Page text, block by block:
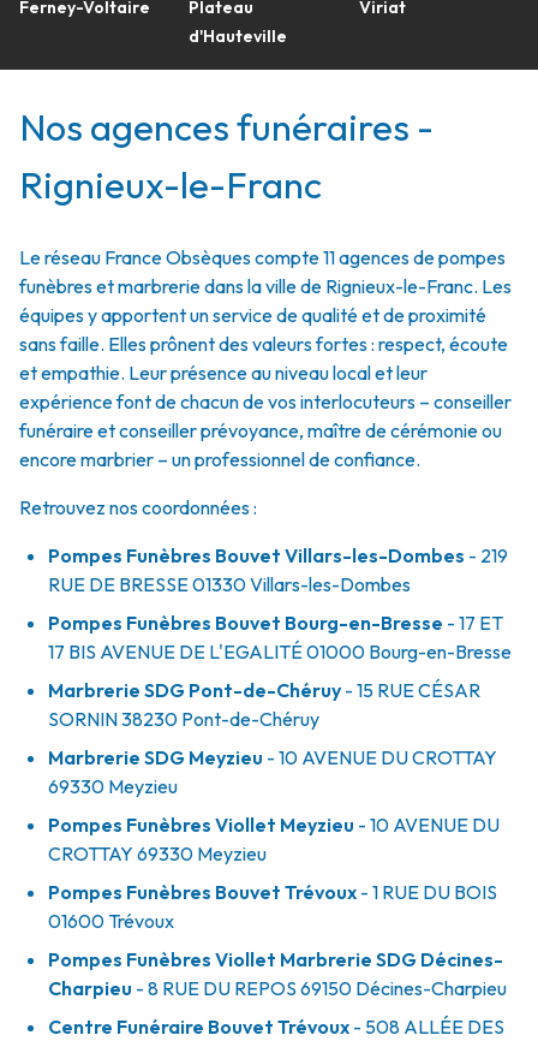
Ferney-Voltaire
Plateau
d'Hauteville
Viriat
Nos agences funéraires -
Rignieux-le-Franc
Le réseau France Obsèques compte 11 agences de pompes
funèbres et marbrerie dans la ville de Rignieux-le-Franc. Les
équipes y apportent un service de qualité et de proximité
sans faille. Elles prônent des valeurs fortes : respect, écoute
et empathie. Leur présence au niveau local et leur
expérience font de chacun de vos interlocuteurs – conseiller
funéraire et conseiller prévoyance, maître de cérémonie ou
encore marbrier – un professionnel de confiance.
Retrouvez nos coordonnées :
Pompes Funèbres Bouvet Villars-les-Dombes - 219
RUE DE BRESSE01330Villars-les-Dombes
Pompes Funèbres Bouvet Bourg-en-Bresse - 17 ET
17 BIS AVENUE DE L'EGALITÉ01000 Bourg-en-Bresse
Marbrerie SDG Pont-de-Chéruy - 15 RUE CÉSAR
SORNIN38230 Pont-de-Chéruy
Marbrerie SDG Meyzieu - 10 AVENUE DU CROTTAY
69330 Meyzieu
Pompes Funèbres Viollet Meyzieu - 10 AVENUE DU
CROTTAY 69330 Meyzieu
Pompes Funèbres Bouvet Trévoux - 1 RUE DU BOIS
01600 Trévoux
Pompes Funèbres Viollet Marbrerie SDG Décines-
Charpieu - 8 RUE DU REPOS 69150 Décines-Charpieu
Centre Funéraire Bouvet Trévoux - 508 ALLÉE DES